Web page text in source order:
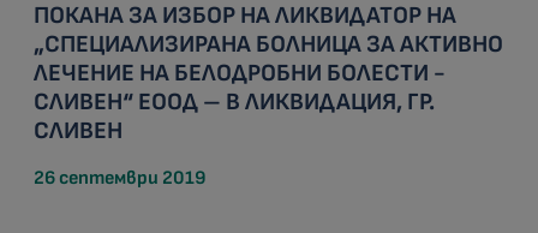
ПОКАНА ЗА ИЗБОР НА ЛИКВИДАТОР НА
„СПЕЦИАЛИЗИРАНА БОЛНИЦА ЗА АКТИВНО
ЛЕЧЕНИЕ НА БЕЛОДРОБНИ БОЛЕСТИ -
СЛИВЕН“ ЕООД – В ЛИКВИДАЦИЯ, ГР.
СЛИВЕН
26 септември 2019